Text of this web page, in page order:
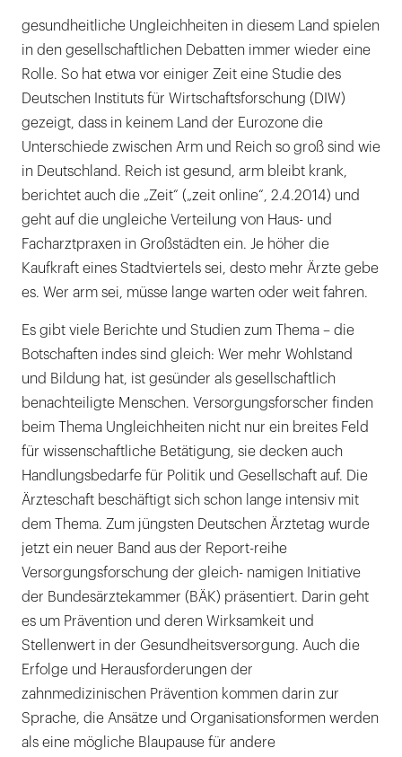
dem
Gesetz
gleich
–
doch
wie
kommt
es
dann
zu
gesundheitlichen
Ungleichheiten?
Hier
helfen
breit
aufgestellte
Präventionskonzepte
wie
der
Gemeinsame
Risikofaktorenansatz.
|
gesundheitliche Ungleichheiten in diesem Land spielen
in den gesellschaftlichen Debatten immer wieder eine
Rolle. So hat etwa vor einiger Zeit eine Studie des
Deutschen Instituts für Wirtschaftsforschung (DIW)
gezeigt, dass in keinem Land der Eurozone die
Unterschiede zwischen Arm und Reich so groß sind wie
in Deutschland. Reich ist gesund, arm bleibt krank,
berichtet auch die „Zeit“ („zeit online“, 2.4.2014) und
geht auf die ungleiche Verteilung von Haus- und
Facharztpraxen in Großstädten ein. Je höher die
Kaufkraft eines Stadtviertels sei, desto mehr Ärzte gebe
es. Wer arm sei, müsse lange warten oder weit fahren.
Es gibt viele Berichte und Studien zum Thema – die
Botschaften indes sind gleich: Wer mehr Wohlstand
und Bildung hat, ist gesünder als gesellschaftlich
benachteiligte Menschen. Versorgungsforscher finden
beim Thema Ungleichheiten nicht nur ein breites Feld
für wissenschaftliche Betätigung, sie decken auch
Handlungsbedarfe für Politik und Gesellschaft auf. Die
Ärzteschaft beschäftigt sich schon lange intensiv mit
dem Thema. Zum jüngsten Deutschen Ärztetag wurde
jetzt ein neuer Band aus der Report-reihe
Versorgungsforschung der gleich- namigen Initiative
der Bundesärztekammer (BÄK) präsentiert. Darin geht
es um Prävention und deren Wirksamkeit und
Stellenwert in der Gesundheitsversorgung. Auch die
Erfolge und Herausforderungen der
zahnmedizinischen Prävention kommen darin zur
Sprache, die Ansätze und Organisationsformen werden
als eine mögliche Blaupause für andere